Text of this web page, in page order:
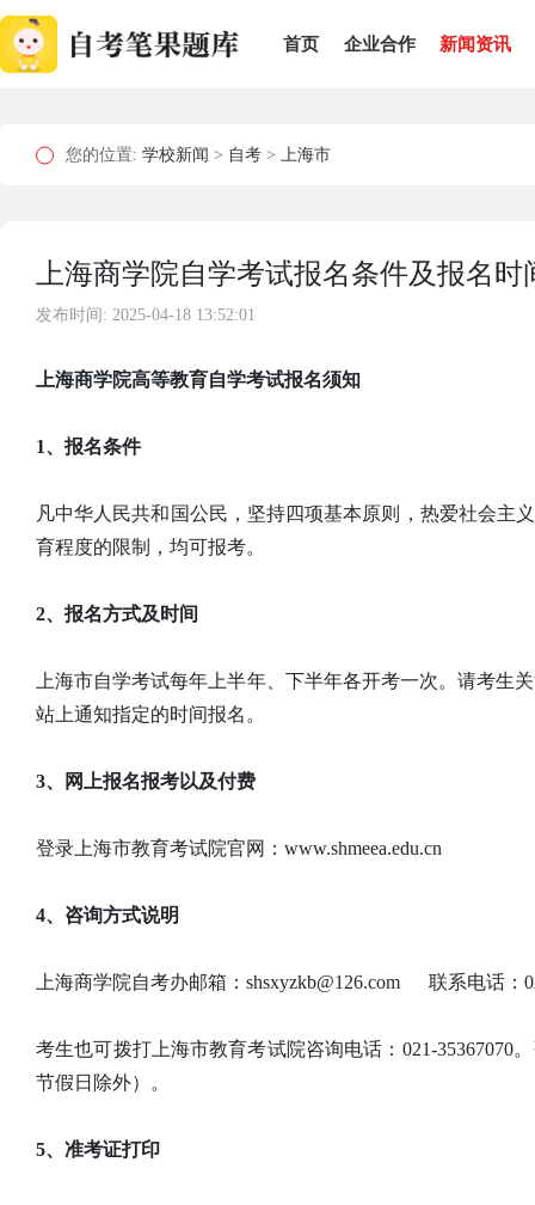
首页 企业合作 新闻资讯
您的位置: 学校新闻 > 自考 > 上海市
上海商学院自学考试报名条件及报名时
发布时间: 2025-04-18 13:52:01
上海商学院高等教育自学考试报名须知
1、报名条件
凡中华人民共和国公民，坚持四项基本原则，热爱社会主
育程度的限制，均可报考。
2、报名方式及时间
上海市自学考试每年上半年、下半年各开考一次。请考生
站上通知指定的时间报名。
3、网上报名报考以及付费
登录上海市教育考试院官网：www.shmeea.edu.cn
4、咨询方式说明
上海商学院自考办邮箱：shsxyzkb@126.com 联系电话：
考生也可拨打上海市教育考试院咨询电话：021-35367070
节假日除外）。
5、准考证打印